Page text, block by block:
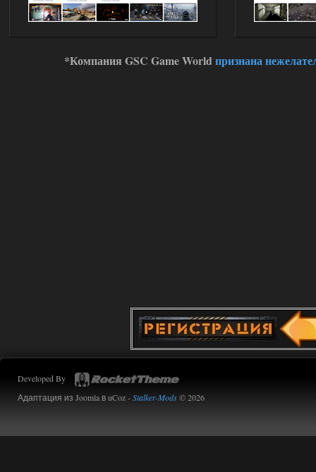
*Компания GSC Game Worldпризнана
Developed By
Адаптация из Joomla в uCoz -Stalker-Mods© 2026